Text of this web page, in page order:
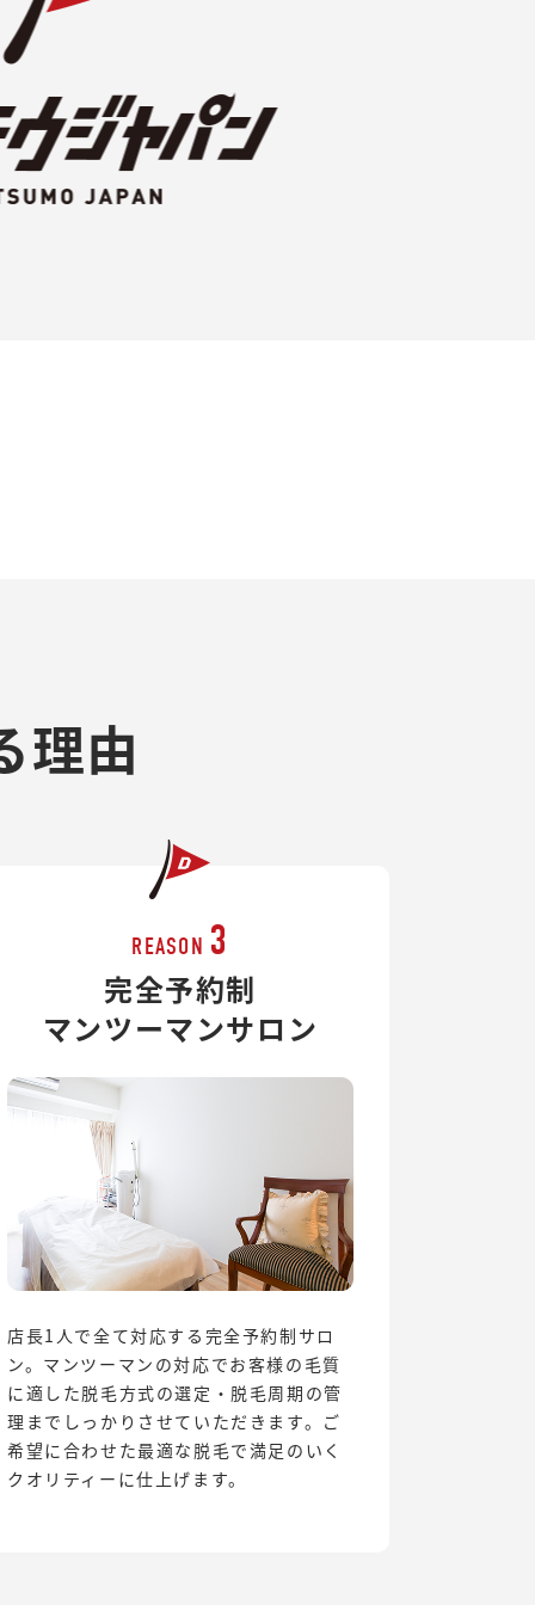
理由
REASON 3
完全予約制
マンツーマンサロン
店長1人で全て対応する完全予約制サロ
ン。マンツーマンの対応でお客様の毛質
に適した脱毛方式の選定・脱毛周期の管
理までしっかりさせていただきます。ご
希望に合わせた最適な脱毛で満足のいく
クオリティーに仕上げます。